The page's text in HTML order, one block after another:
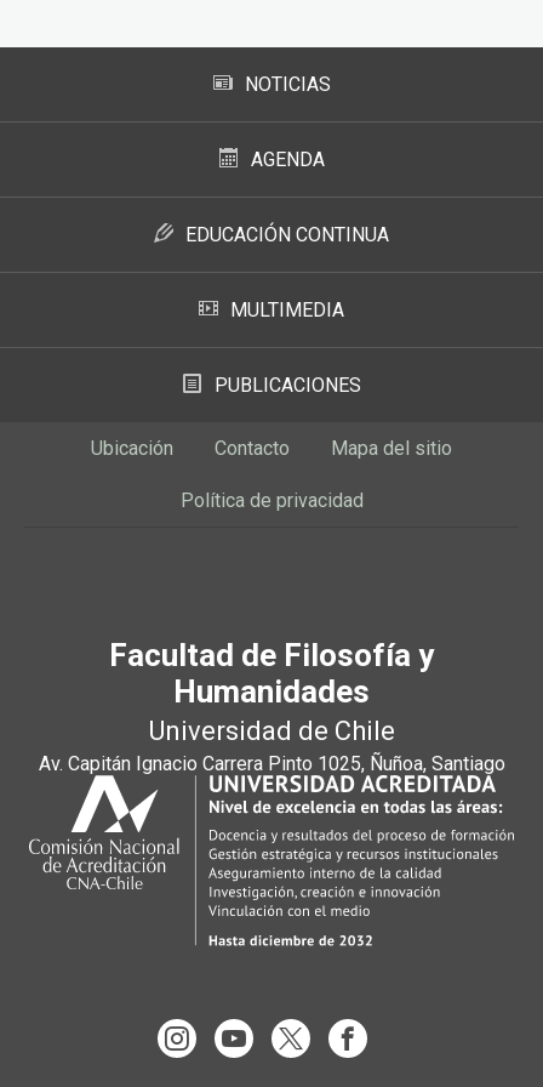
NOTICIAS
AGENDA
EDUCACIÓN CONTINUA
MULTIMEDIA
PUBLICACIONES
Ubicación Contacto Mapa del sitio
Política de privacidad
Facultad de Filosofía y
Humanidades
Universidad de Chile
Av. Capitán Ignacio Carrera Pinto 1025, Ñuñoa, Santiago